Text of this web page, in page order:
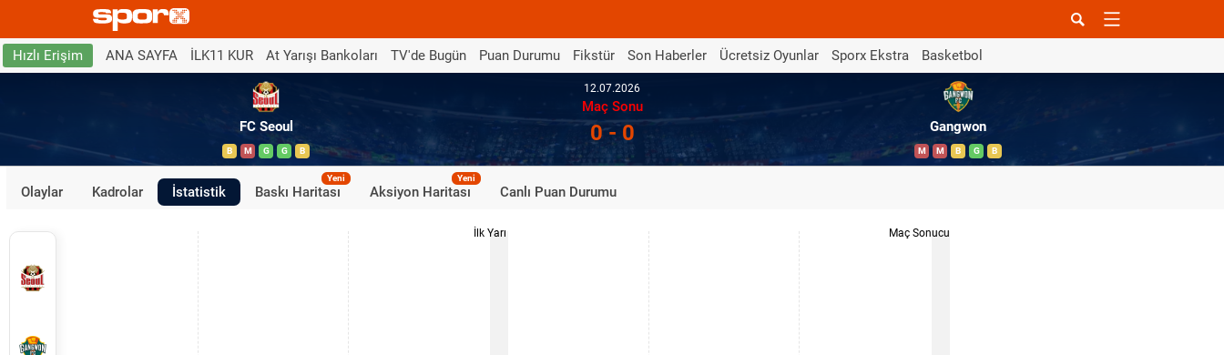
Hızlı Erişim ANA SAYFA İLK11 KUR At Yarışı Bankoları TV'de Bugün Puan Durumu Fikstür Son Haberler Ücretsiz Oyunlar Sporx Ekstra Basketbol
FC Seoul
B M G G B
12.07.2026
Maç Sonu
0 - 0 Gangwon
M M B G B
Olaylar Kadrolar İstatistik Baskı Haritası
Yeni
Aksiyon Haritası
Yeni
Canlı Puan Durumu
İlk Yarı Maç Sonucu